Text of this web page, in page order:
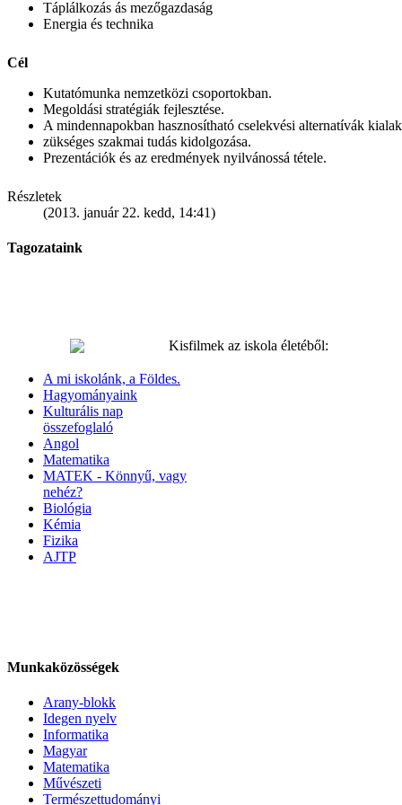
Táplálkozás ás mezőgazdaság
Energia és technika
Cél
Kutatómunka nemzetközi csoportokban.
Megoldási stratégiák fejlesztése.
A mindennapokban hasznosítható cselekvési alternatívák
zükséges szakmai tudás kidolgozása.
Prezentációk és az eredmények nyilvánossá tétele.
Részletek
(2013. január 22. kedd, 14:41)
Tagozataink
Kisfilmek az iskola életéből:
A mi iskolánk, a Földes.
Hagyományaink
Kulturális nap
összefoglaló
Angol
Matematika
MATEK - Könnyű, vagy
nehéz?
Biológia
Kémia
Fizika
AJTP
Munkaközösségek
Arany-blokk
Idegen nyelv
Informatika
Magyar
Matematika
Művészeti
Természettudományi